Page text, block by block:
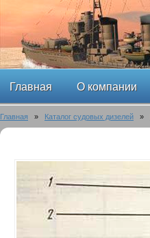
Главная О компании
Главная » Каталог судовых дизелей »